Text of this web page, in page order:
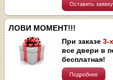
Оставить заявку
ЛОВИ МОМЕНТ!!!
При заказе3-
все двери в
бесплатная!
Подробнее